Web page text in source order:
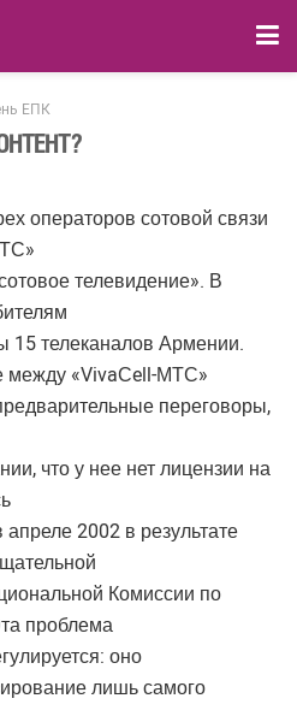
ЕПК
операторов сотовой связи
телевидение». В
15 телеканалов Армении.
между «VivaСell-МТС»
переговоры,
что у нее нет лицензии на
2002 в результате
Комиссии по
проблема
оно
лишь самого